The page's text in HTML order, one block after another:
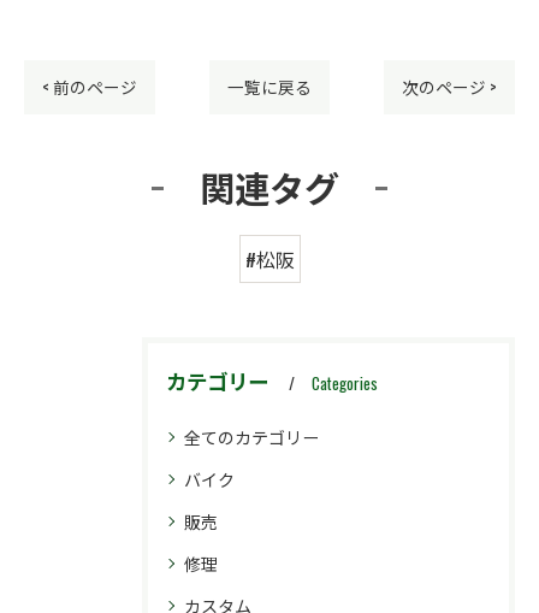
< 前のページ 一覧に戻る 次のページ >
関連タグ
#松阪
カテゴリー Categories
全てのカテゴリー
バイク
販売
修理
カスタム